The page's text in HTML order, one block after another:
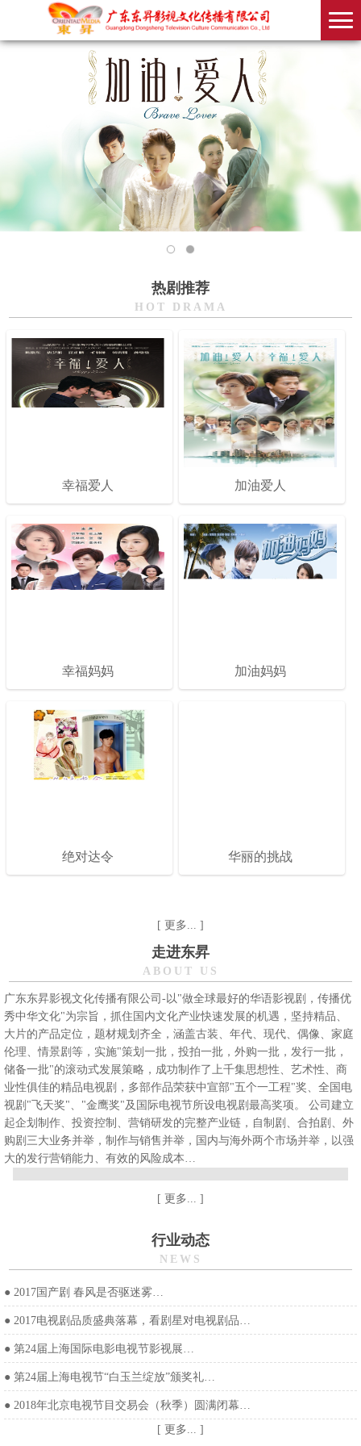
热剧推荐
HOT DRAMA
幸福爱人 加油爱人
幸福妈妈 加油妈妈
绝对达令 华丽的挑战
[ 更多... ]
走进东昇
ABOUT US
广东东昇影视文化传播有限公司-以"做全球最好的华语影视剧，传播优
秀中华文化"为宗旨，抓住国内文化产业快速发展的机遇，坚持精品、
大片的产品定位，题材规划齐全，涵盖古装、年代、现代、偶像、家庭
伦理、情景剧等，实施"策划一批，投拍一批，外购一批，发行一批，
储备一批"的滚动式发展策略，成功制作了上千集思想性、艺术性、商
业性俱佳的精品电视剧，多部作品荣获中宣部"五个一工程"奖、全国电
视剧"飞天奖"、"金鹰奖"及国际电视节所设电视剧最高奖项。 公司建立
起企划制作、投资控制、营销研发的完整产业链，自制剧、合拍剧、外
购剧三大业务并举，制作与销售并举，国内与海外两个市场并举，以强
大的发行营销能力、有效的风险成本…
[ 更多... ]
行业动态
NEWS
● 2017国产剧 春风是否驱迷雾…
● 2017电视剧品质盛典落幕，看剧星对电视剧品…
● 第24届上海国际电影电视节影视展…
● 第24届上海电视节“白玉兰绽放”颁奖礼…
● 2018年北京电视节目交易会（秋季）圆满闭幕…
[ 更多... ]